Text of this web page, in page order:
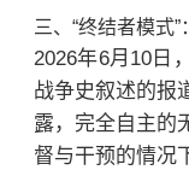
三、“终结者模式
2026年6月10日
战争史叙述的报
露，完全自主
督与干预的情况